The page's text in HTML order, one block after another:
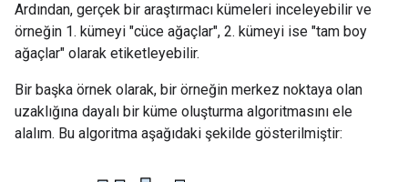
Ardından, gerçek bir araştırmacı kümeleri inceleyebilir ve
örneğin 1. kümeyi "cüce ağaçlar", 2. kümeyi ise "tam boy
ağaçlar" olarak etiketleyebilir.
Bir başka örnek olarak, bir örneğin merkez noktaya olan
uzaklığına dayalı bir küme oluşturma algoritmasını ele
alalım. Bu algoritma aşağıdaki şekilde gösterilmiştir: